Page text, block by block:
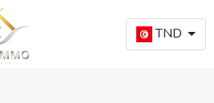
TND